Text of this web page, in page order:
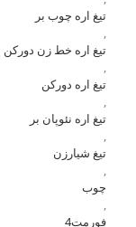
تیغ اره چوب بر
,
تیغ اره خط زن دورکن
,
تیغ اره دورکن
,
تیغ اره نئوپان بر
,
تیغ شیارزن
,
چوب
,
فورمت4